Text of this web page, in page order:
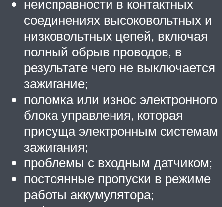
неисправности в контактных
соединениях высоковольтных и
низковольтных цепей, включая
полный обрыв проводов, в
результате чего не выключается
зажигание;
поломка или износ электронного
блока управления, которая
присуща электронным системам
зажигания;
проблемы с входным датчиком;
постоянные пропуски в режиме
работы аккумулятора;